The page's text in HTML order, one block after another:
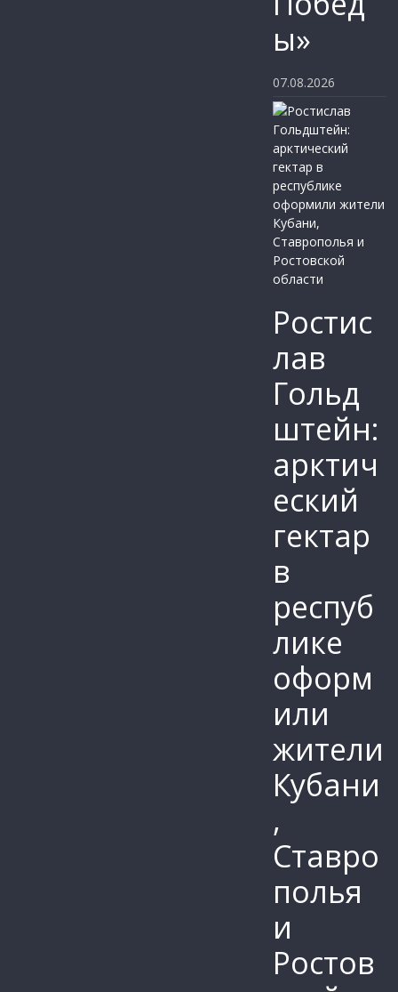
ы»
07.08.2026
Ростис
лав
Гольд
штейн:
арктич
еский
гектар
в
респуб
лике
оформ
или
жители
Кубани
,
Ставро
полья
и
Ростов